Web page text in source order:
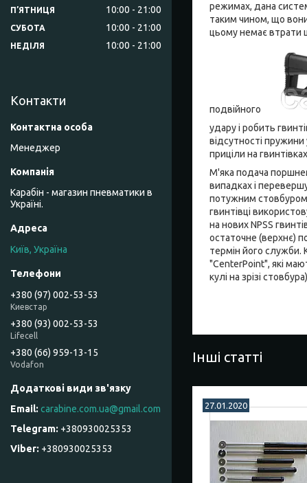
режимах, дана
таким чином, що
цьому немає втрати
подвійного
удару і робить
відсутності
приціли на
М'яка подача
випадках і
потужним стовбуром,
гвинтівці
на нових NPSS
остаточне (верхнє)
термін його служби.
"CenterPoint", які
кулі на зрізі
Інші статті
27.01.2020
ПʼЯТНИЦЯ 10:00 21:00
СУБОТА 10:00 21:00
НЕДІЛЯ 10:00 21:00
Контакти
Менеджер
Карабін - магазин пневматики в
Україні.
Київ, Україна
+380 (97) 002-53-53
Киевстар
+380 (93) 002-53-53
Lifecell
+380 (66) 959-13-15
Vodafon
carabine.com.ua@gmail.com
+380930025353
+380930025353